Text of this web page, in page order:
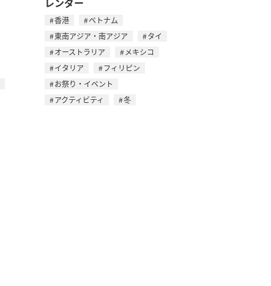
香港
ベトナム
東南アジア・南アジア
タイ
オーストラリア
メキシコ
イタリア
フィリピン
お祭り・イベント
アクティビティ
冬